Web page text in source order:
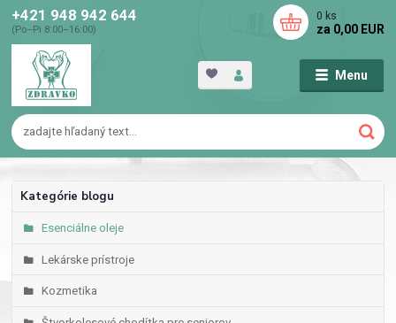
Menu
+421 948 942 644
(Po–Pi 8:00–16:00)
0 ks
za 0,00 EUR
Kategórie blogu
Esenciálne oleje
Lekárske prístroje
Kozmetika